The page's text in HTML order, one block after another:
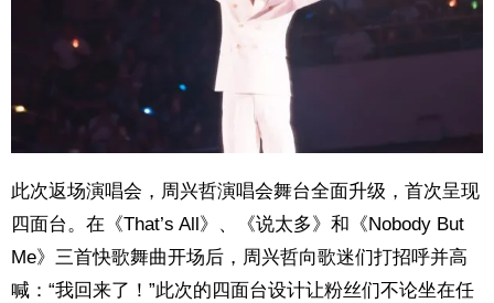
此次返场演唱会，周兴哲演唱会舞台全面升级，首次呈现
四面台。在《That’s All》、《说太多》和《Nobody But
Me》三首快歌舞曲开场后，周兴哲向歌迷们打招呼并高
喊：“我回来了！”此次的四面台设计让粉丝们不论坐在任